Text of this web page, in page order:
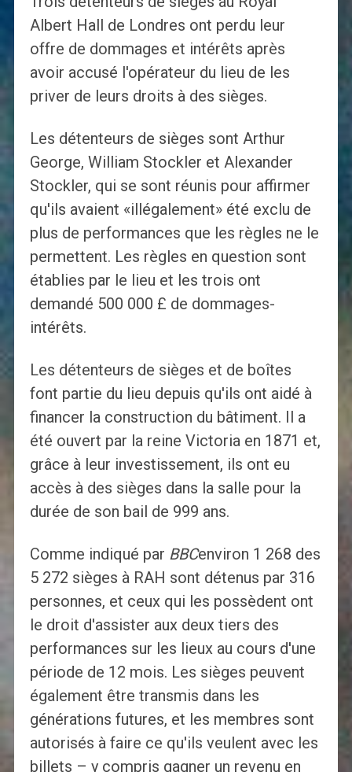
Albert Hall de Londres ont perdu leur
offre de dommages et intérêts après
avoir accusé l'opérateur du lieu de les
priver de leurs droits à des sièges.
Les détenteurs de sièges sont Arthur
George, William Stockler et Alexander
Stockler, qui se sont réunis pour affirmer
qu'ils avaient «illégalement» été exclu de
plus de performances que les règles ne le
permettent. Les règles en question sont
établies par le lieu et les trois ont
demandé 500 000 £ de dommages-
intérêts.
Les détenteurs de sièges et de boîtes
font partie du lieu depuis qu'ils ont aidé à
financer la construction du bâtiment. Il a
été ouvert par la reine Victoria en 1871 et,
grâce à leur investissement, ils ont eu
accès à des sièges dans la salle pour la
durée de son bail de 999 ans.
Comme indiqué par BBCenviron 1 268 des
5 272 sièges à RAH sont détenus par 316
personnes, et ceux qui les possèdent ont
le droit d'assister aux deux tiers des
performances sur les lieux au cours d'une
période de 12 mois. Les sièges peuvent
également être transmis dans les
générations futures, et les membres sont
autorisés à faire ce qu'ils veulent avec les
billets – y compris gagner un revenu en